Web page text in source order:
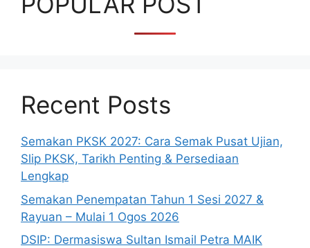
Recent Posts
Semakan PKSK 2027: Cara Semak Pusat Ujian,
Slip PKSK, Tarikh Penting & Persediaan
Lengkap
Semakan Penempatan Tahun 1 Sesi 2027 &
Rayuan – Mulai 1 Ogos 2026
DSIP: Dermasiswa Sultan Ismail Petra MAIK